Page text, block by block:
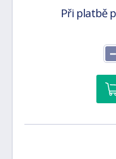
Při platbě